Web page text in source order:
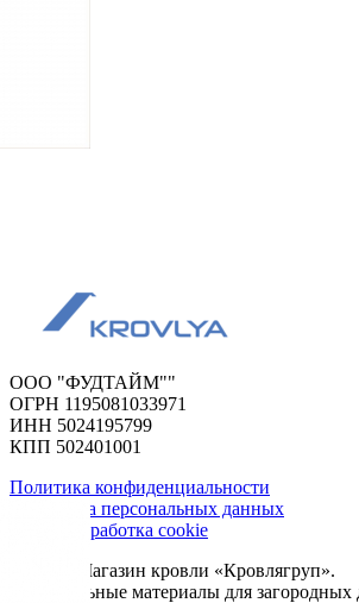
ООО "ФУДТАЙМ""
ОГРН 1195081033971
ИНН 5024195799
КПП 502401001
Политика конфиденциальности
Обработка персональных данных
Сбор и обработка cookie
© 2026. Магазин кровли «Кровлягруп».
Строительные материалы для загородных